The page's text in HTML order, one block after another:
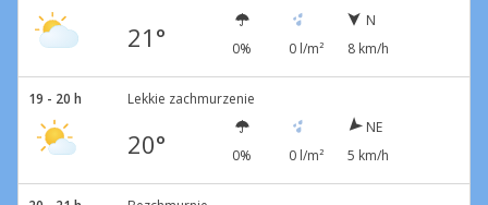
21° 0% 0 l/m²
N
8 km/h
19 - 20 h Lekkie zachmurzenie
20° 0% 0 l/m²
NE
5 km/h